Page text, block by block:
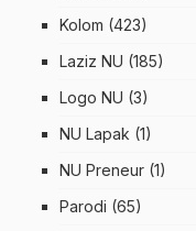
Kolom (423)
Laziz NU (185)
Logo NU (3)
NU Lapak (1)
NU Preneur (1)
Parodi (65)